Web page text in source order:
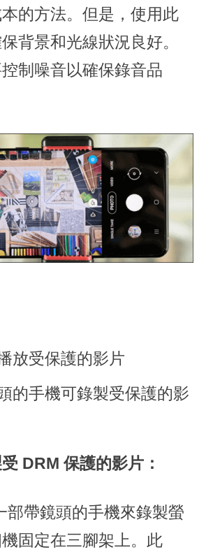
的方法。但是，使用此
背景和光線狀況良好。
制噪音以確保錄音品
放受保護的影片
的手機可錄製受保護的影
DRM 保護的影片：
部帶鏡頭的手機來錄製螢
固定在三腳架上。此